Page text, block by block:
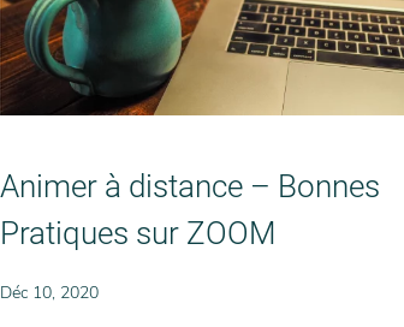
Animer à distance – Bonnes
Pratiques sur ZOOM
Déc 10, 2020